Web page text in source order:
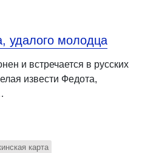
удалого молодца
и встречается в русских
извести Федота,
карта